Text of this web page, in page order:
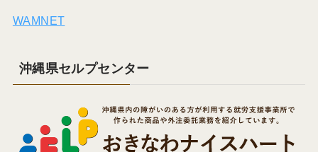
WAMNET
沖縄県セルプセンター